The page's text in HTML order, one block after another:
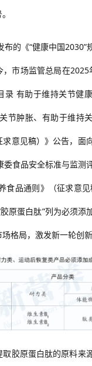
布的《“健康中国2030”
，市场监管总局在2025
录 有助于维持关节健
节肿胀、有助于维持
意见稿）》公告，面
委食品安全标准与监测
食品通则》（征求意
胶原蛋白肽”列为必须添
格局，激发新一轮创新
胶原蛋白肽的原料来